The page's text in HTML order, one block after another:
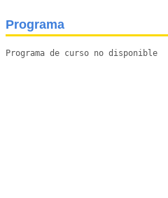
Programa
Programa de curso no disponible